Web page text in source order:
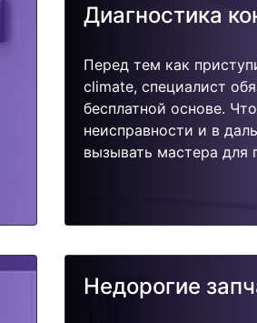
Диагностика
Перед тем как
climate, специалист
бесплатной основе.
неисправности и в
вызывать мастера для
Недорогие